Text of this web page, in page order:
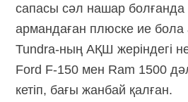
сапасы сәл нашар
армандаған плюске ие бола
Tundra-ның АҚШ жеріндегі
Ford F-150 мен Ram 1500
кетіп, бағы жанбай қалған.